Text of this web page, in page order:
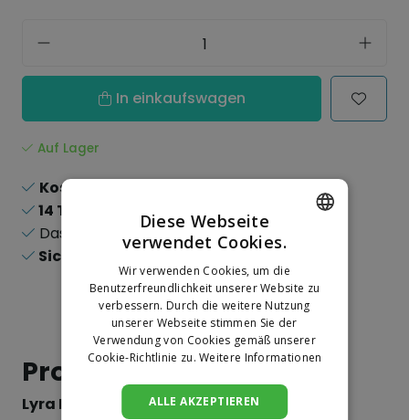
In einkaufswagen
Auf Lager
Kostenloser Versand
14 Tage
Rückgaberecht
Das
Sortiment
Sichere
Produktinformation
Lyra Ink Tieflochmarker
DUTCH
GERMAN
Diese Webseite
verwendet Cookies.
Wir verwenden Cookies, um die
Benutzerfreundlichkeit unserer Website zu
verbessern. Durch die weitere Nutzung
unserer Webseite stimmen Sie der
Verwendung von Cookies gemäß unserer
Cookie-Richtlinie zu. Weitere Informationen
ALLE AKZEPTIEREN